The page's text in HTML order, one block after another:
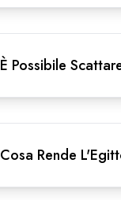
È Possibile
Cosa Rende